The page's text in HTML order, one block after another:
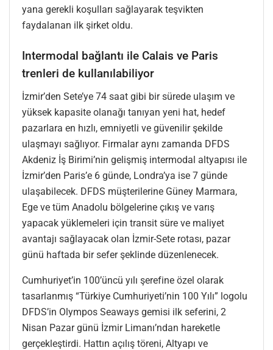
yana gerekli koşulları sağlayarak teşvikten
faydalanan ilk şirket oldu.
Intermodal bağlantı ile Calais ve Paris
trenleri de kullanılabiliyor
İzmir’den Sete’ye 74 saat gibi bir sürede ulaşım ve
yüksek kapasite olanağı tanıyan yeni hat, hedef
pazarlara en hızlı, emniyetli ve güvenilir şekilde
ulaşmayı sağlıyor. Firmalar aynı zamanda DFDS
Akdeniz İş Birimi’nin gelişmiş intermodal altyapısı ile
İzmir’den Paris’e 6 günde, Londra’ya ise 7 günde
ulaşabilecek. DFDS müşterilerine Güney Marmara,
Ege ve tüm Anadolu bölgelerine çıkış ve varış
yapacak yüklemeleri için transit süre ve maliyet
avantajı sağlayacak olan İzmir-Sete rotası, pazar
günü haftada bir sefer şeklinde düzenlenecek.
Cumhuriyet’in 100’üncü yılı şerefine özel olarak
tasarlanmış “Türkiye Cumhuriyeti’nin 100 Yılı” logolu
DFDS’in Olympos Seaways gemisi ilk seferini, 2
Nisan Pazar günü İzmir Limanı’ndan hareketle
gerçekleştirdi. Hattın açılış töreni, Altyapı ve